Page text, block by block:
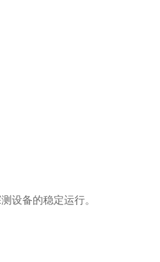
设备的稳定运行。